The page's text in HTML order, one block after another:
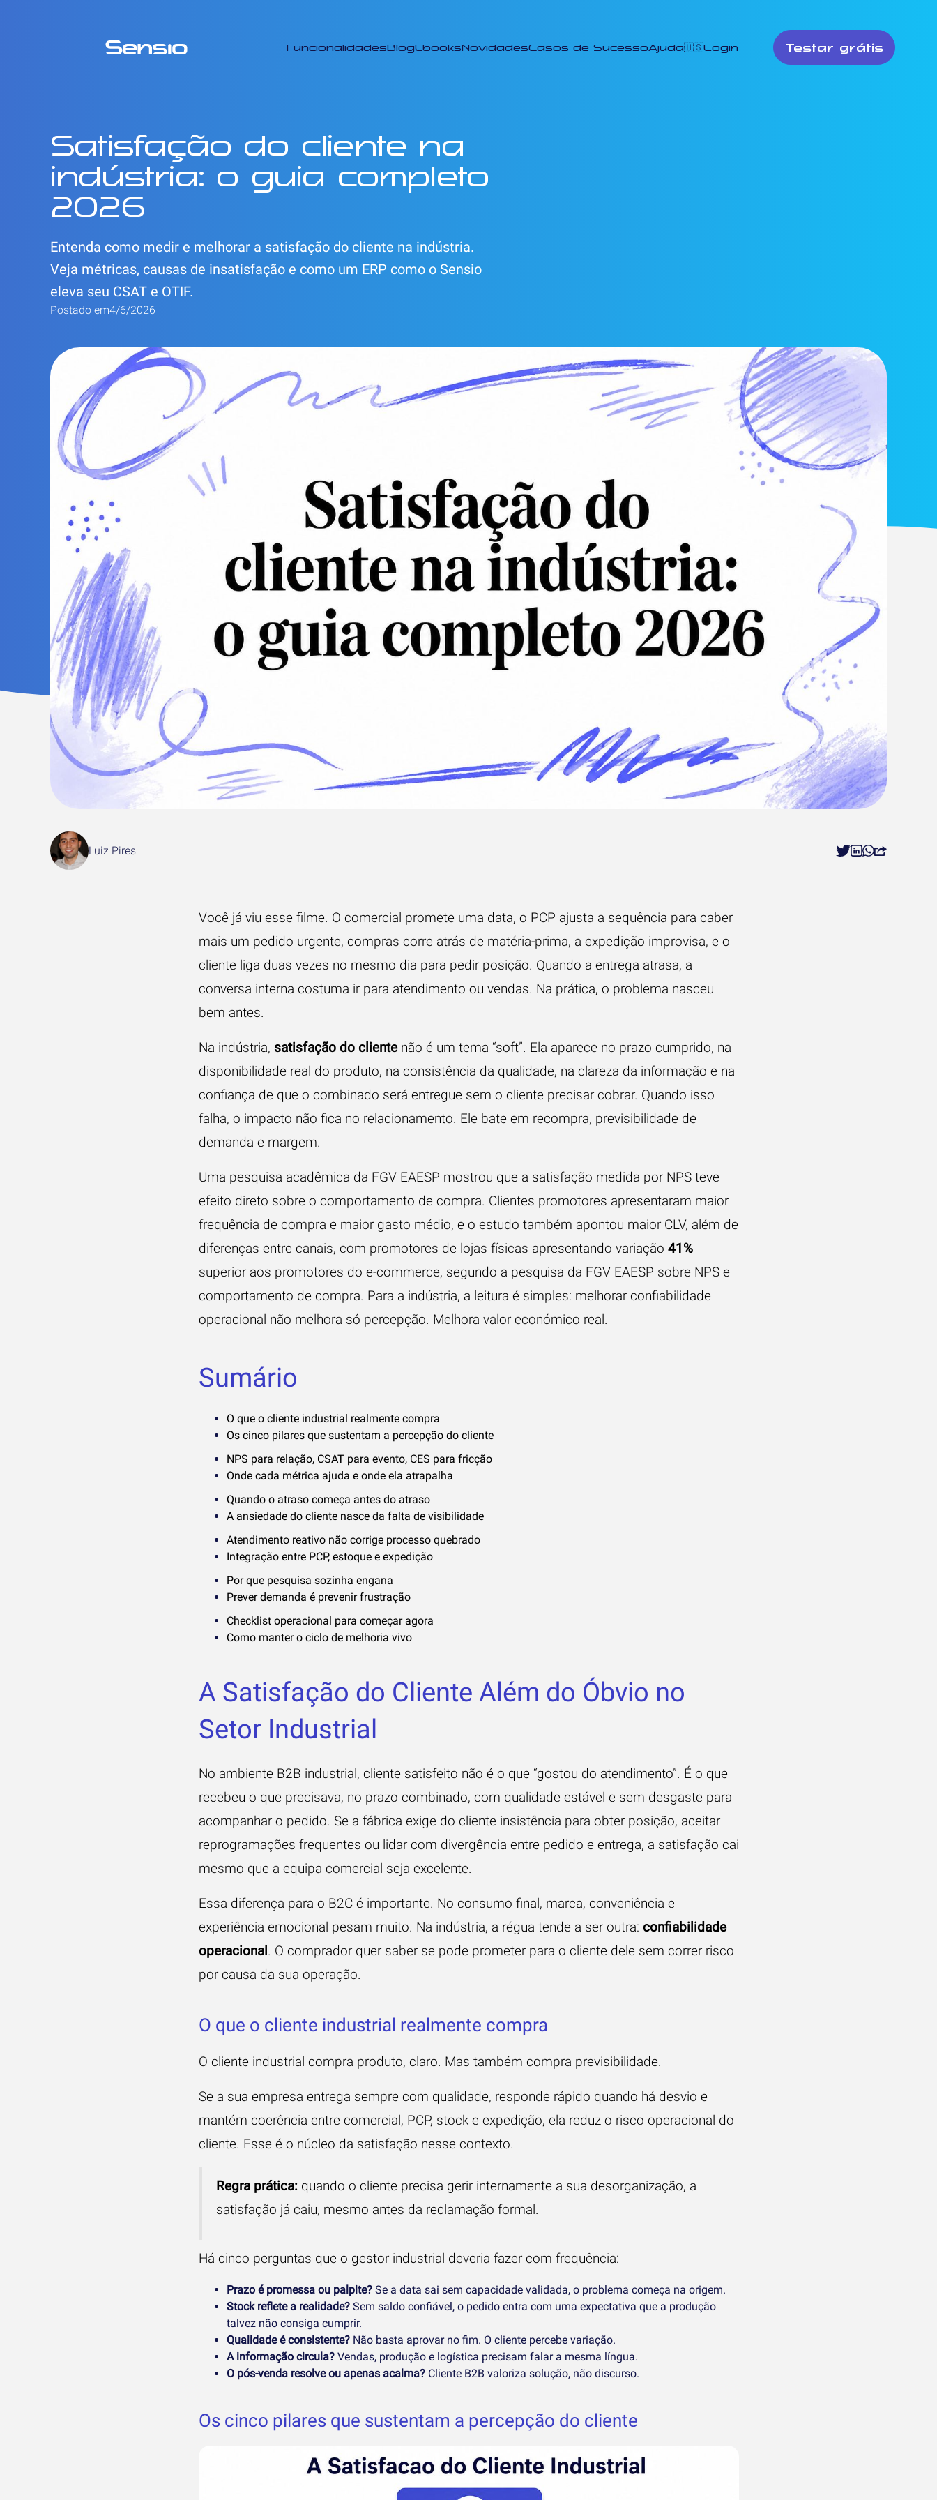
FuncionalidadesBlogEbooksNovidadesCasos de SucessoAjuda🇺🇸Login Testar grátis
Satisfação do cliente na
indústria: o guia completo
2026
Entenda como medir e melhorar a satisfação do cliente na indústria.
Veja métricas, causas de insatisfação e como um ERP como o Sensio
eleva seu CSAT e OTIF.
Postado em4/6/2026
Luiz Pires
Você já viu esse filme. O comercial promete uma data, o PCP ajusta a sequência para caber
mais um pedido urgente, compras corre atrás de matéria-prima, a expedição improvisa, e o
cliente liga duas vezes no mesmo dia para pedir posição. Quando a entrega atrasa, a
conversa interna costuma ir para atendimento ou vendas. Na prática, o problema nasceu
bem antes.
Na indústria, satisfação do clientenão é um tema “soft”. Ela aparece no prazo cumprido, na
disponibilidade real do produto, na consistência da qualidade, na clareza da informação e na
confiança de que o combinado será entregue sem o cliente precisar cobrar. Quando isso
falha, o impacto não fica no relacionamento. Ele bate em recompra, previsibilidade de
demanda e margem.
Uma pesquisa acadêmica da FGV EAESP mostrou que a satisfação medida por NPS teve
efeito direto sobre o comportamento de compra. Clientes promotores apresentaram maior
frequência de compra e maior gasto médio, e o estudo também apontou maior CLV, além de
diferenças entre canais, com promotores de lojas físicas apresentando variação 41%
superior aos promotores do e-commerce, segundo a pesquisa da FGV EAESP sobre NPS e
comportamento de compra. Para a indústria, a leitura é simples: melhorar confiabilidade
operacional não melhora só percepção. Melhora valor económico real.
Sumário
O que o cliente industrial realmente compra
Os cinco pilares que sustentam a percepção do cliente
NPS para relação, CSAT para evento, CES para fricção
Onde cada métrica ajuda e onde ela atrapalha
Quando o atraso começa antes do atraso
A ansiedade do cliente nasce da falta de visibilidade
Atendimento reativo não corrige processo quebrado
Integração entre PCP, estoque e expedição
Por que pesquisa sozinha engana
Prever demanda é prevenir frustração
Checklist operacional para começar agora
Como manter o ciclo de melhoria vivo
A Satisfação do Cliente Além do Óbvio no
Setor Industrial
No ambiente B2B industrial, cliente satisfeito não é o que “gostou do atendimento”. É o que
recebeu o que precisava, no prazo combinado, com qualidade estável e sem desgaste para
acompanhar o pedido. Se a fábrica exige do cliente insistência para obter posição, aceitar
reprogramações frequentes ou lidar com divergência entre pedido e entrega, a satisfação cai
mesmo que a equipa comercial seja excelente.
Essa diferença para o B2C é importante. No consumo final, marca, conveniência e
experiência emocional pesam muito. Na indústria, a régua tende a ser outra: confiabilidade
operacional . O comprador quer saber se pode prometer para o cliente dele sem correr risco
por causa da sua operação.
O que o cliente industrial realmente compra
O cliente industrial compra produto, claro. Mas também compra previsibilidade.
Se a sua empresa entrega sempre com qualidade, responde rápido quando há desvio e
mantém coerência entre comercial, PCP, stock e expedição, ela reduz o risco operacional do
cliente. Esse é o núcleo da satisfação nesse contexto.
Regra prática:quando o cliente precisa gerir internamente a sua desorganização, a
satisfação já caiu, mesmo antes da reclamação formal.
Há cinco perguntas que o gestor industrial deveria fazer com frequência:
Prazo é promessa ou palpite?Se a data sai sem capacidade validada, o problema começa na origem.
Stock reflete a realidade?Sem saldo confiável, o pedido entra com uma expectativa que a produção
talvez não consiga cumprir.
Qualidade é consistente?Não basta aprovar no fim. O cliente percebe variação.
A informação circula?Vendas, produção e logística precisam falar a mesma língua.
O pós-venda resolve ou apenas acalma?Cliente B2B valoriza solução, não discurso.
Os cinco pilares que sustentam a percepção do cliente